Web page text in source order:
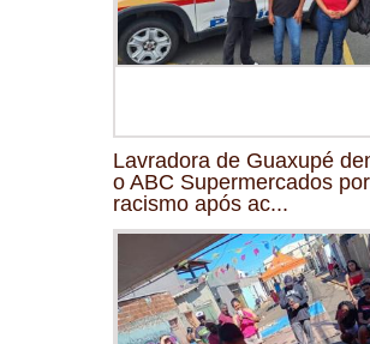
Lavradora de Guaxupé
o ABC Supermercados por
racismo após ac...